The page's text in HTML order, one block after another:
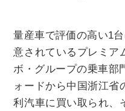
量産車で評価の高い1
意されているプレミア
ボ・グループの乗車部
ォードから中国浙江省
利汽車に買い取られ、